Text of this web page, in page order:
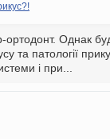
ортодонт. Однак
та патології
і при...